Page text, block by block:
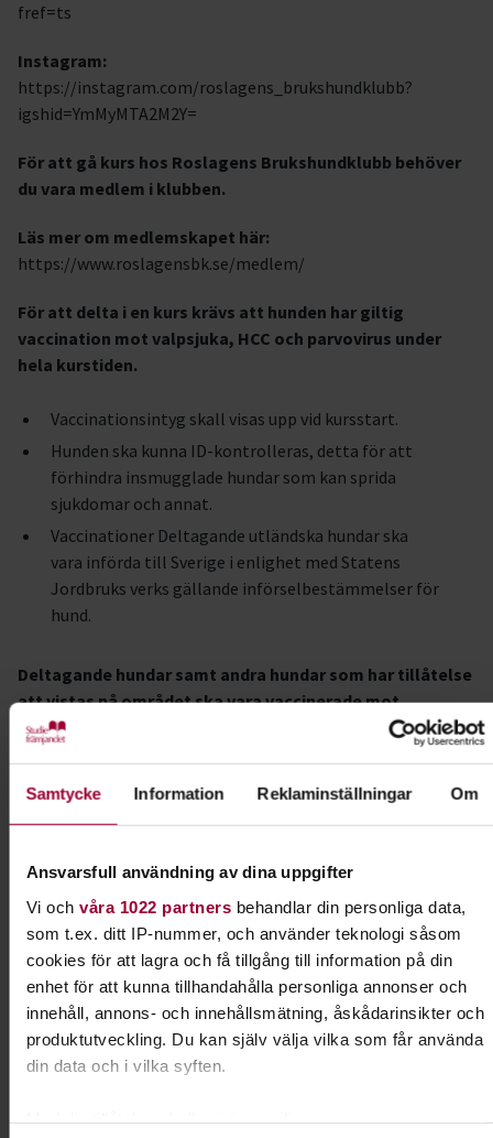
Samtycke Information Reklaminställningar Om
Ansvarsfull användning av dina uppgifter
Vi och våra 1022 partnersbehandlar din personliga data,
som t.ex. ditt IP-nummer, och använder teknologi såsom
cookies för att lagra och få tillgång till information på din
enhet för att kunna tillhandahålla personliga annonser och
innehåll, annons- och innehållsmätning, åskådarinsikter och
produktutveckling. Du kan själv välja vilka som får använda
din data och i vilka syften.
fref=ts
Instagram:
https://instagram.com/roslagens_brukshundklubb?
igshid=YmMyMTA2M2Y=
För att gå kurs hos Roslagens Brukshundklubb behöver
du vara medlem i klubben.
Läs mer om medlemskapet här:
https://www.roslagensbk.se/medlem/
För att delta i en kurs krävs att hunden har giltig
vaccination mot valpsjuka, HCC och parvovirus under
hela kurstiden.
Vaccinationsintyg skall visas upp vid kursstart.
Hunden ska kunna ID-kontrolleras, detta för att
förhindra insmugglade hundar som kan sprida
sjukdomar och annat.
Vaccinationer Deltagande utländska hundar ska
vara införda till Sverige i enlighet med Statens
Jordbruks verks gällande införselbestämmelser för
hund.
Deltagande hundar samt andra hundar som har tillåtelse
att vistas på området ska vara vaccinerade mot
valpsjuka enligt följande:
Hund under ett (1) års ålder: vid lägst tio (10)
veckors ålder.
vid lägst tio (10) månaders ålder och inte vara
Förstagångsvaccination ska vara gjord minst
fjorton (14) dagar före prov-, tävlings-,
beskrivnings och/eller utställningsdagen.
Kontroll av att gällande införsel- och
vaccinationsbestämmelser följts kan förekomma.